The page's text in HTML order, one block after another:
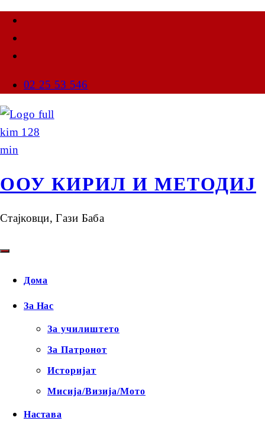
02 25 53 546
ООУ КИРИЛ И МЕТОДИЈ
Стајковци, Гази Баба
Дома
За Нас
За училиштето
За Патронот
Историјат
Мисија/Визија/Мото
Настава